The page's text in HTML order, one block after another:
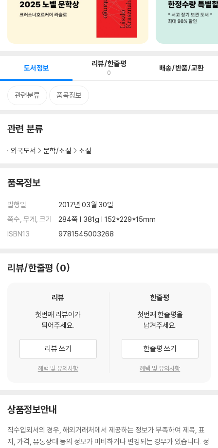
도서정보 리뷰/한줄평
0 배송/반품/교환
관련분류 품목정보
관련 분류
외국도서 문학/소설 소설
품목정보
발행일
2017년 03월 30일
쪽수, 무게, 크기
284쪽 | 381g | 152*229*15mm
ISBN13
9781545003268
리뷰/한줄평 0
리뷰
첫번째 리뷰어가
되어주세요.
리뷰 쓰기
혜택 및 유의사항
한줄평
첫번째 한줄평을
남겨주세요.
한줄평 쓰기
혜택 및 유의사항
상품정보안내
직수입외서의 경우, 해외거래처에서 제공하는 정보가 부족하여 제목, 표
지, 가격, 유통상태 등의 정보가 미비하거나 변경되는 경우가 있습니다. 정